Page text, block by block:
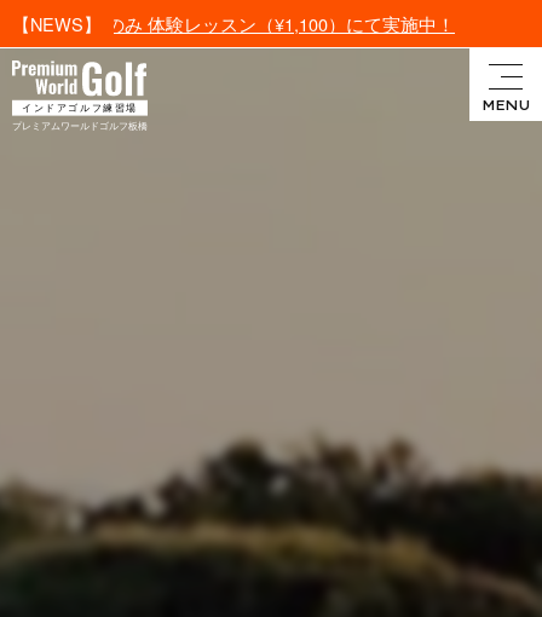
【NEWS】
ンのみ 体験レッスン（¥1,100）にて実施中！
インドアゴルフ・プレミアム
ワールドゴルフ板橋
インドアゴルフ練習場
プレミアムワールドゴルフ板橋
MENU